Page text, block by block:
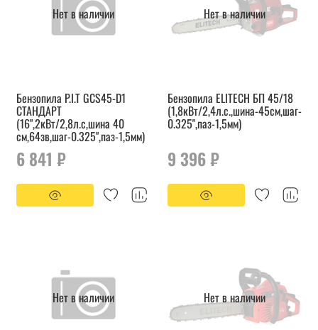
Нет в наличии
Бензопила P.I.T GCS45-D1
СТАНДАРТ
(16",2кВт/2,8л.с,шина 40
см,64зв,шаг-0.325",паз-1,5мм)
6 841 ₽
Нет в наличии
Бензопила ELITECH БП 45/18
(1,8кВт/2,4л.с.,шина-45см,шаг-
0.325",паз-1,5мм)
9 396 ₽
Нет в наличии Нет в наличии